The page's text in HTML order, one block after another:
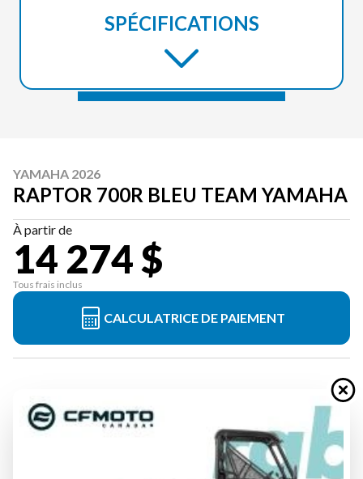
SPÉCIFICATIONS
YAMAHA 2026
RAPTOR 700R BLEU TEAM YAMAHA
À partir de
14 274 $
Tous frais inclus
CALCULATRICE DE PAIEMENT